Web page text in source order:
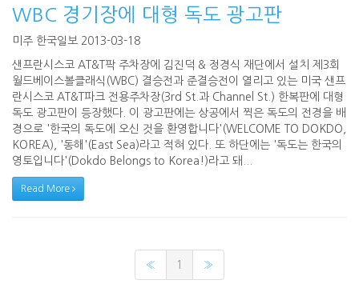
WBC 경기장에 대형 독도 광고판
미주 한국일보 2013-03-18
샌프란시스코 AT&T팍 주차장에 김진덕 & 정경식 재단에서 설치 제3회
월드베이스볼클래식(WBC) 결승전과 준결승전이 열리고 있는 미국 샌프
란시스코 AT&T파크 전용주차장(3rd St.과 Channel St.) 한복판에 대형
독도 광고판이 등장했다. 이 광고판에는 상공에서 찍은 독도의 전경을 배
경으로 '한국의 독도에 오신 것을 환영합니다'(WELCOME TO DOKDO,
KOREA), '동해'(East Sea)라고 적혀 있다. 또 하단에는 '독도는 한국의
영토입니다'(Dokdo Belongs to Korea!)라고 돼...
Read More
« 1 »